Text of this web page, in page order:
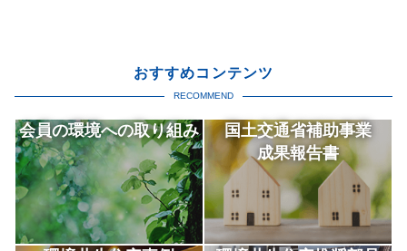
おすすめコンテンツ
RECOMMEND
会員の環境への取り組み
国土交通省補助事業
成果報告書